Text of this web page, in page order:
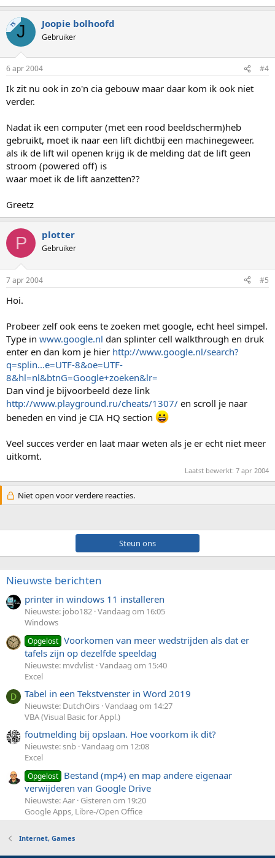
TSJ Joopie bolhoofd
Gebruiker
6 apr 2004 #4
Ik zit nu ook in zo'n cia gebouw maar daar kom ik ook niet
verder.
Nadat ik een computer (met een rood beeldscherm)heb
gebruikt, moet ik naar een lift dichtbij een machinegeweer.
als ik de lift wil openen krijg ik de melding dat de lift geen
stroom (powered off) is
waar moet ik de lift aanzetten??
Greetz
P plotter
Gebruiker
7 apr 2004 #5
Hoi.
Probeer zelf ook eens te zoeken met google, echt heel simpel.
Type in www.google.nl dan splinter cell walkthrough en druk
enter en dan kom je hier http://www.google.nl/search?
q=splin...e=UTF-8&oe=UTF-
8&hl=nl&btnG=Google+zoeken&lr=
Dan vind je bijvoorbeeld deze link
http://www.playground.ru/cheats/1307/ en scroll je naar
beneden en vind je CIA HQ section
Veel succes verder en laat maar weten als je er echt niet meer
uitkomt.
Laatst bewerkt: 7 apr 2004
Niet open voor verdere reacties.
Steun ons
Nieuwste berichten
printer in windows 11 installeren
Nieuwste: jobo182 Vandaag om 16:05
Windows
Opgelost Voorkomen van meer wedstrijden als dat er
tafels zijn op dezelfde speeldag
Nieuwste: mvdvlist Vandaag om 15:40
Excel
D Tabel in een Tekstvenster in Word 2019
Nieuwste: DutchOirs Vandaag om 14:27
VBA (Visual Basic for Appl.)
foutmelding bij opslaan. Hoe voorkom ik dit?
Nieuwste: snb Vandaag om 12:08
Excel
Opgelost Bestand (mp4) en map andere eigenaar
verwijderen van Google Drive
Nieuwste: Aar Gisteren om 19:20
Google Apps, Libre-/Open Office
Internet, Games